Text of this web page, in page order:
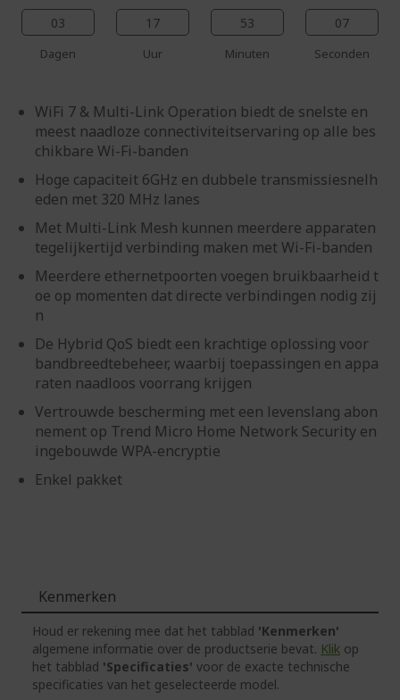
03
Dagen
17
Uur
53
Minuten
06
Seconden
WiFi 7 & Multi-Link Operation biedt de snelste en
meest naadloze connectiviteitservaring op alle bes
chikbare Wi-Fi-banden
Hoge capaciteit 6GHz en dubbele transmissiesnelh
eden met 320 MHz lanes
Met Multi-Link Mesh kunnen meerdere apparaten
tegelijkertijd verbinding maken met Wi-Fi-banden
Meerdere ethernetpoorten voegen bruikbaarheid t
oe op momenten dat directe verbindingen nodig zij
n
De Hybrid QoS biedt een krachtige oplossing voor
bandbreedtebeheer, waarbij toepassingen en appa
raten naadloos voorrang krijgen
Vertrouwde bescherming met een levenslang abon
nement op Trend Micro Home Network Security en
ingebouwde WPA-encryptie
Enkel pakket
Kenmerken
Houd er rekening mee dat het tabblad 'Kenmerken'
algemene informatie over de productserie bevat. Klik op
het tabblad 'Specificaties' voor de exacte technische
specificaties van het geselecteerde model.